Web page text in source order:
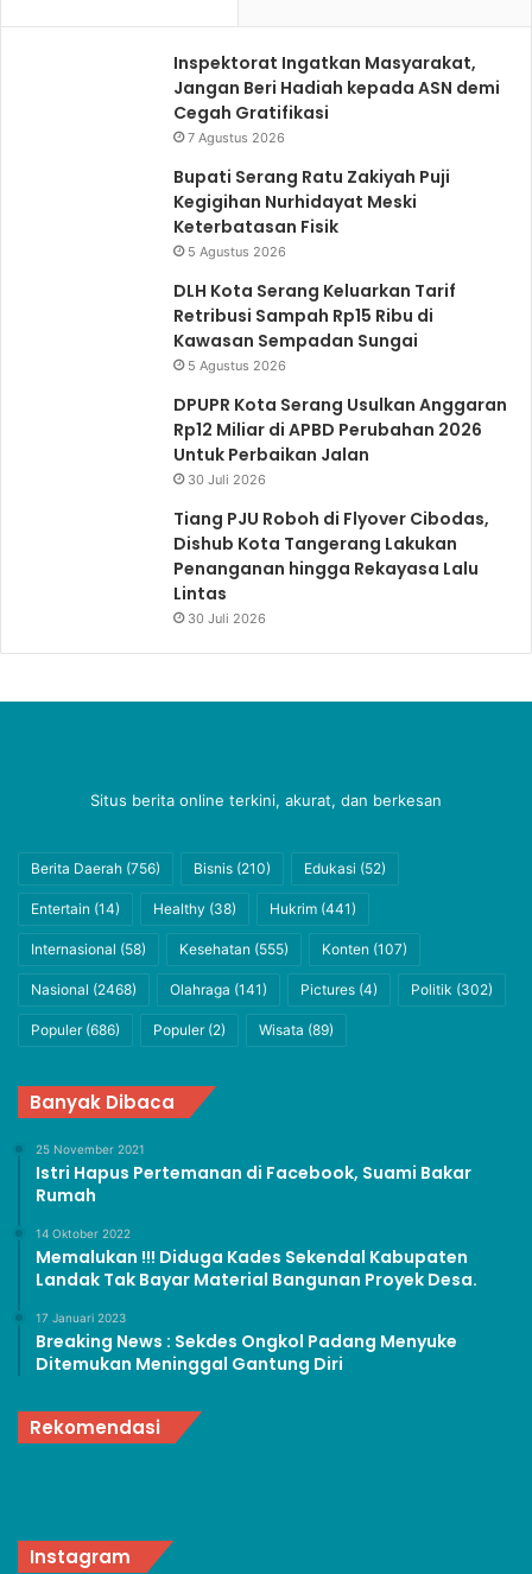
m
n
a
u
t
y
Inspektorat Ingatkan Masyarakat,
Jangan Beri Hadiah kepada ASN demi
Cegah Gratifikasi
7 Agustus 2026
Bupati Serang Ratu Zakiyah Puji
Kegigihan Nurhidayat Meski
Keterbatasan Fisik
5 Agustus 2026
DLH Kota Serang Keluarkan Tarif
Retribusi Sampah Rp15 Ribu di
Kawasan Sempadan Sungai
5 Agustus 2026
DPUPR Kota Serang Usulkan Anggaran
Rp12 Miliar di APBD Perubahan 2026
Untuk Perbaikan Jalan
30 Juli 2026
Tiang PJU Roboh di Flyover Cibodas,
Dishub Kota Tangerang Lakukan
Penanganan hingga Rekayasa Lalu
Lintas
30 Juli 2026
Situs berita online terkini, akurat, dan berkesan
Berita Daerah (756) Bisnis (210) Edukasi (52)
Entertain (14) Healthy (38) Hukrim (441)
Internasional (58) Kesehatan (555) Konten (107)
Nasional (2468) Olahraga (141) Pictures (4) Politik (302)
Populer(686) Populer(2) Wisata (89)
Banyak Dibaca
25 November 2021
Istri Hapus Pertemanan di Facebook, Suami Bakar
Rumah
14 Oktober 2022
Memalukan !!! Diduga Kades Sekendal Kabupaten
Landak Tak Bayar Material Bangunan Proyek Desa.
17 Januari 2023
Breaking News : Sekdes Ongkol Padang Menyuke
Ditemukan Meninggal Gantung Diri
Rekomendasi
Instagram